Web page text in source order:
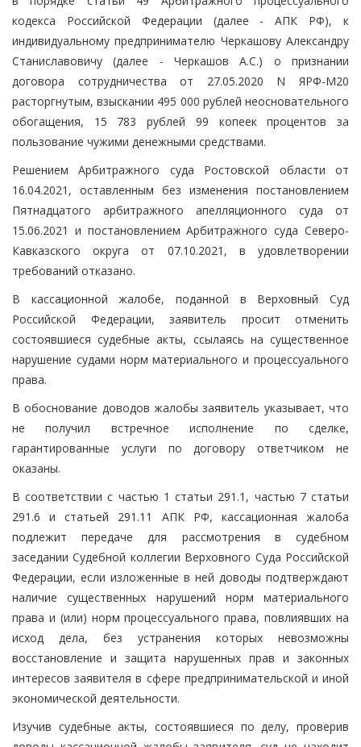
кодекса Российской Федерации (далее - АПК РФ), к
индивидуальному предпринимателю Черкашову Александру
Станиславовичу (далее - Черкашов А.С.) о признании
договора сотрудничества от 27.05.2020 N ЯРФ-М20
расторгнутым, взыскании 495 000 рублей неосновательного
обогащения, 15 783 рублей 99 копеек процентов за
пользование чужими денежными средствами.
Решением Арбитражного суда Ростовской области от
16.04.2021, оставленным без изменения постановлением
Пятнадцатого арбитражного апелляционного суда от
15.06.2021 и постановлением Арбитражного суда Северо-
Кавказского округа от 07.10.2021, в удовлетворении
требований отказано.
В кассационной жалобе, поданной в Верховный Суд
Российской Федерации, заявитель просит отменить
состоявшиеся судебные акты, ссылаясь на существенное
нарушение судами норм материального и процессуального
права.
В обоснование доводов жалобы заявитель указывает, что
не получил встречное исполнение по сделке,
гарантированные услуги по договору ответчиком не
оказаны.
В соответствии с частью 1 статьи 291.1, частью 7 статьи
291.6 и статьей 291.11 АПК РФ, кассационная жалоба
подлежит передаче для рассмотрения в судебном
заседании Судебной коллегии Верховного Суда Российской
Федерации, если изложенные в ней доводы подтверждают
наличие существенных нарушений норм материального
права и (или) норм процессуального права, повлиявших на
исход дела, без устранения которых невозможны
восстановление и защита нарушенных прав и законных
интересов заявителя в сфере предпринимательской и иной
экономической деятельности.
Изучив судебные акты, состоявшиеся по делу, проверив